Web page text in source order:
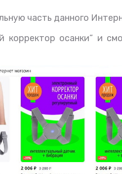
часть данного И
корректор осанки” и
дня рождения
Базарного
Сегодня